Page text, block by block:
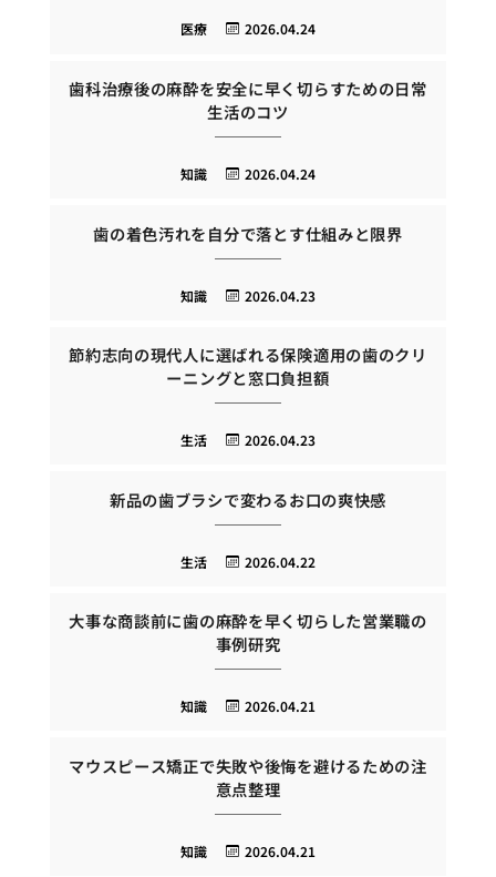
2026.04.24
医療
歯科治療後の麻酔を安全に早く切らすための日常
生活のコツ
2026.04.24
知識
歯の着色汚れを自分で落とす仕組みと限界
2026.04.23
知識
節約志向の現代人に選ばれる保険適用の歯のクリ
ーニングと窓口負担額
2026.04.23
生活
新品の歯ブラシで変わるお口の爽快感
2026.04.22
生活
大事な商談前に歯の麻酔を早く切らした営業職の
事例研究
2026.04.21
知識
マウスピース矯正で失敗や後悔を避けるための注
意点整理
2026.04.21
知識